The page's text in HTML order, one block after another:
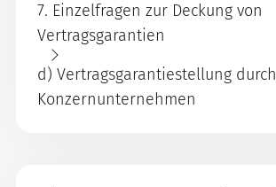
7. Einzelfragen zur Deckung von
Vertragsgarantien
d) Vertragsgarantiestellung durch
Konzernunternehmen